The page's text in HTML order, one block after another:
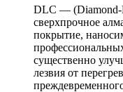
DLC —
сверхпрочное
покрытие,
существенно
лезвия от